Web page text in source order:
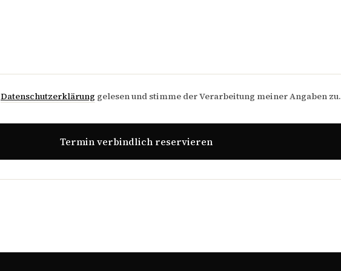
Datenschutzerklärung gelesen und stimme der Verarbeitung meiner Angaben zu.
Termin verbindlich reservieren